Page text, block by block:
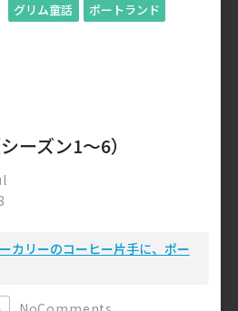
グリム童話
ポートランド
ーズン1～6）
カリーのコーヒー片手に、ポー